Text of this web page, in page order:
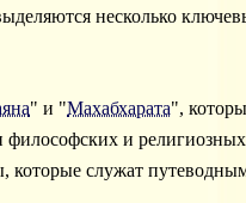
несколько
" и "Махабхарата",
и
служат